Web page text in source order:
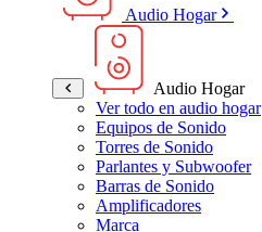
Audio Hogar
Audio Hogar
Ver todo en audio hogar
Equipos de Sonido
Torres de Sonido
Parlantes y Subwoofer
Barras de Sonido
Amplificadores
Marca